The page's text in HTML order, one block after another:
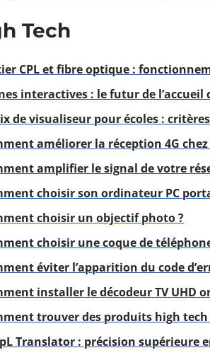
Tech
CPL et fibre optique :
interactives : le futur de l’accueil
de visualiseur pour écoles :
améliorer la réception 4G chez
amplifier le signal de votre
choisir son ordinateur PC
choisir un objectif photo ?
choisir une coque de
éviter l’apparition du code
installer le décodeur TV UHD
trouver des produits high
Translator : précision supérieure